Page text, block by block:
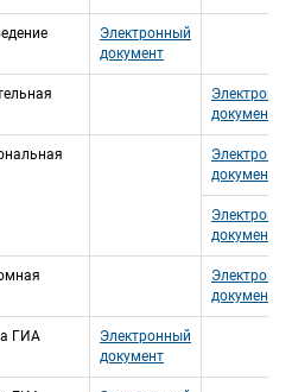
Электронный
документ
документ
документ
документ
документ
ГИА
Электронный
документ